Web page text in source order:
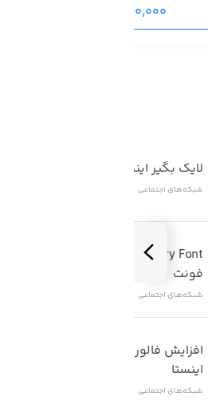
400,000 تومان
لایک بگیر اینستاگرام
شبکه‌های اجتماعی
فونت
شبکه‌های اجتماعی
اینستا
شبکه‌های اجتماعی